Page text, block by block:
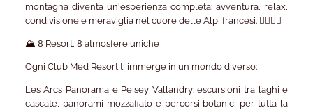
montagna diventa un'esperienza completa: avventura, relax,
condivisione e meraviglia nel cuore delle Alpi francesi. 🚵‍♂️🧘‍♀️
🏔️ 8 Resort, 8 atmosfere uniche
Ogni Club Med Resort ti immerge in un mondo diverso:
Les Arcs Panorama e Peisey Vallandry: escursioni tra laghi e
cascate, panorami mozzafiato e percorsi botanici per tutta la